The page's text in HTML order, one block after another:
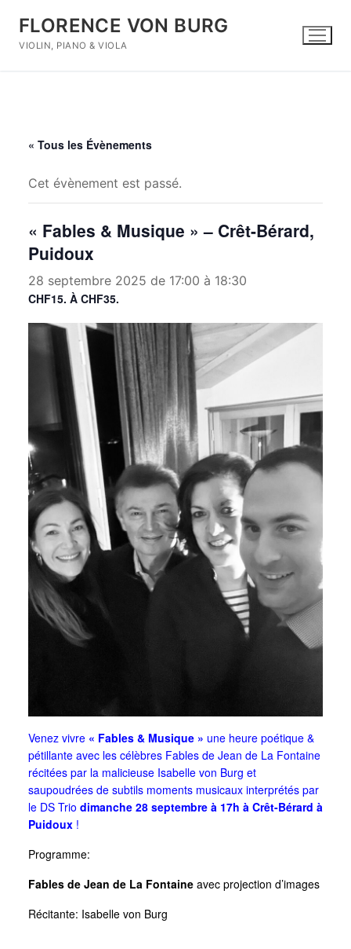
contenu
FLORENCE VON BURG
VIOLIN, PIANO & VIOLA
Rechercher
Home
Concerts
Duos & Trio
Orchestras
Contact
« Tous les Évènements
Cet évènement est passé.
« Fables & Musique » – Crêt-Bérard,
Puidoux
28 septembre 2025 de 17:00 à 18:30
CHF15. À CHF35.
Venez vivre « Fables & Musique » une heure poétique &
pétillante avec les célèbres Fables de Jean de La Fontaine
récitées par la malicieuse Isabelle von Burg et
saupoudrées de subtils moments musicaux interprétés par
le DS Trio dimanche 28 septembre à 17h à Crêt-Bérard à
Puidoux !
Programme:
Fables de Jean de La Fontaine avec projection d’images
Récitante: Isabelle von Burg